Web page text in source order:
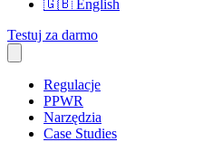
🇬🇧 English
Testuj za darmo
Regulacje
PPWR
Narzędzia
Case Studies